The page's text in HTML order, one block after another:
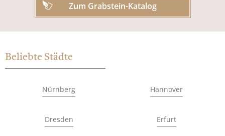
Zum Grabstein-Katalog
Beliebte Städte
Nürnberg Hannover
Dresden Erfurt